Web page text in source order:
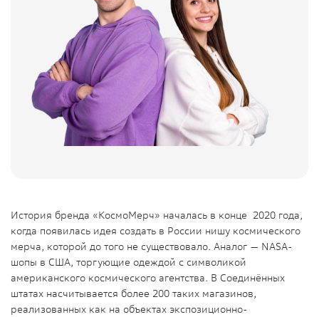
История бренда «КосмоМерч» началась в конце 2020 года,
когда появилась идея создать в России нишу космического
мерча, которой до того не существовало. Аналог — NASA-
шопы в США, торгующие одеждой с символикой
американского космического агентства. В Соединённых
штатах насчитывается более 200 таких магазинов,
реализованных как на объектах экспозиционно-